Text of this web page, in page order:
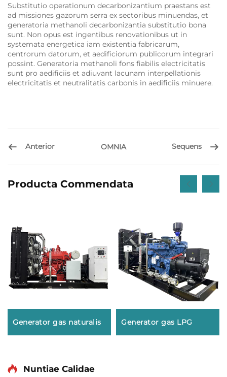
Substitutio operationum decarbonizantium praestans est
ad missiones gazorum serra ex sectoribus minuendas, et
generatoria methanoli decarbonizantia substitutio bona
sunt. Non opus est ingentibus renovationibus ut in
systemata energetica iam existentia fabricarum,
centrorum datorum, et aedificiorum publicorum integrari
possint. Generatoria methanoli fons fiabilis electricitatis
sunt pro aedificiis et adiuvant lacunam interpellationis
electricitatis et neutralitatis carbonis in aedificiis minuere.
Anterior OMNIA Sequens
Producta Commendata
Generator gas naturalis Generator gas LPG
Nuntiae Calidae